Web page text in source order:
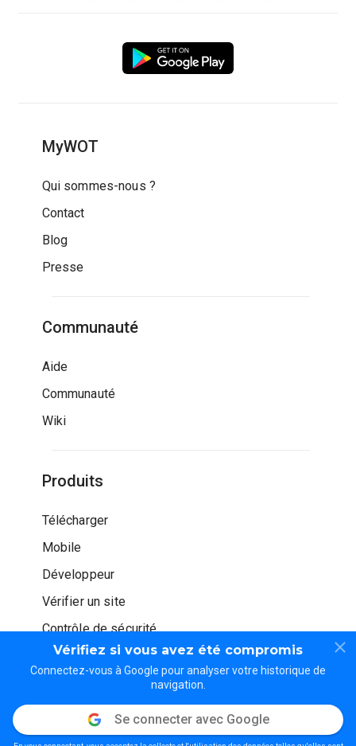
Vérifiez si vous avez été compromis
Connectez-vous à Google pour analyser votre historique de
navigation.
Se connecter avec Google
MyWOT
Qui sommes-nous ?
Contact
Blog
Presse
Communauté
Aide
Communauté
Wiki
Produits
Télécharger
Mobile
Développeur
Vérifier un site
Contrôle de sécurité
© WOT Services LP. Tous droits réservés